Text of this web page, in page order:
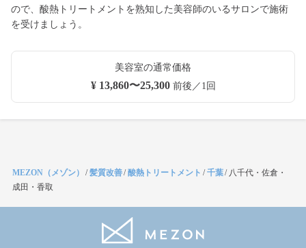
ので、酸熱トリートメントを熟知した美容師のいるサロンで施術
を受けましょう。
美容室の通常価格
¥ 13,860〜25,300前後／1回
MEZON（メゾン） /髪質改善/酸熱トリートメント /千葉/ 八千代・佐倉・
成田・香取